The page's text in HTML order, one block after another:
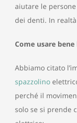
aiutare le
dei denti. In
Come usare
Abbiamo citato
spazzolino
perché il
solo se si prende